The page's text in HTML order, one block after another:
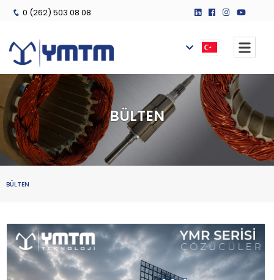
0 (262) 503 08 08
BÜLTEN
BÜLTEN